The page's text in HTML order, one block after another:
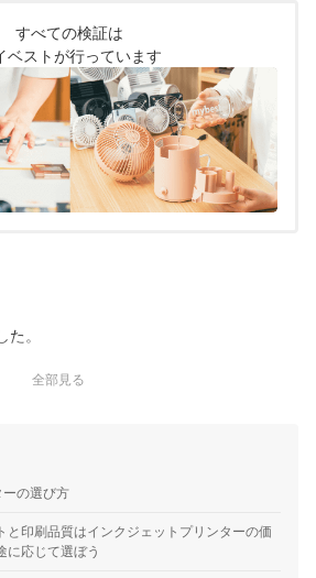
組んだりしてきた。「ユーザーにとってベス
験を提供する」ことを心がけて、コンテンツ
ている。
真のプロフィール
すべての検証は
ベストが行っています
。
全部見る
の選び方
と印刷品質はインクジェットプリンターの価
に応じて選ぼう